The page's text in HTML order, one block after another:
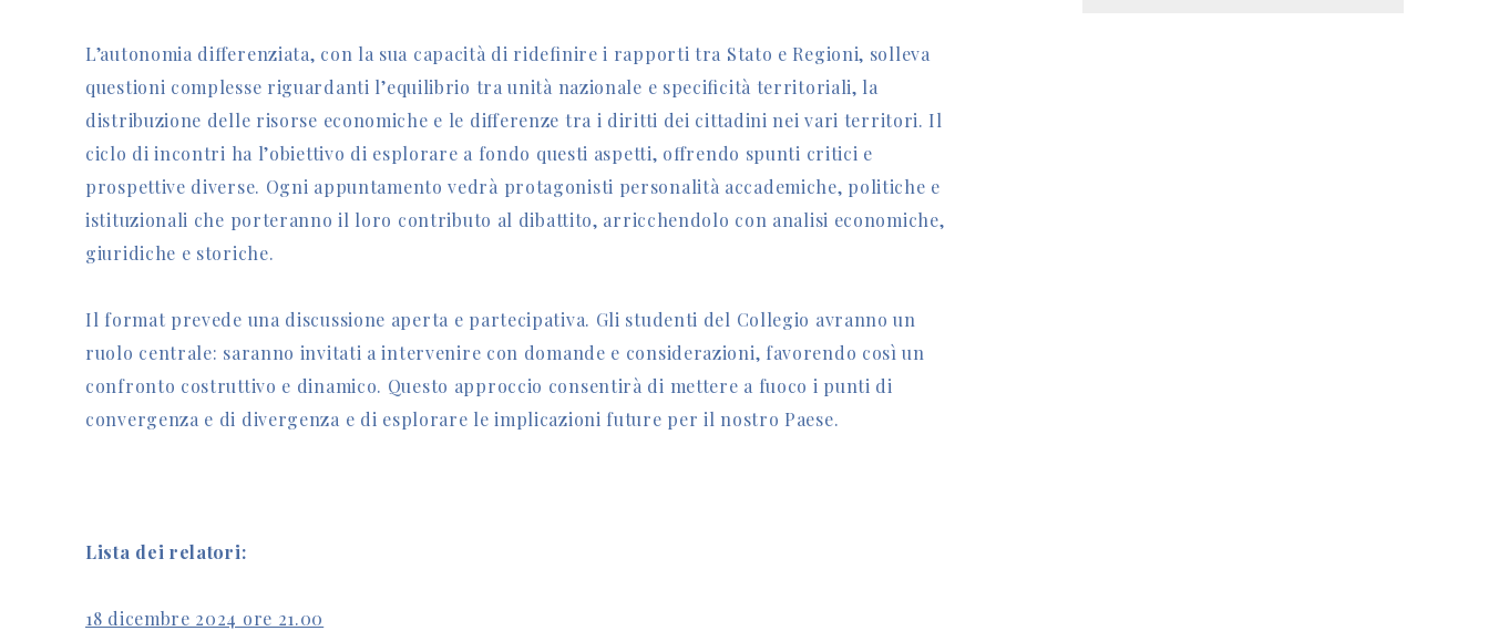
L’autonomia differenziata, con la sua capacità di ridefinire i rapporti tra Stato e Regioni, solleva
questioni complesse riguardanti l’equilibrio tra unità nazionale e specificità territoriali, la
distribuzione delle risorse economiche e le differenze tra i diritti dei cittadini nei vari territori. Il
ciclo di incontri ha l’obiettivo di esplorare a fondo questi aspetti, offrendo spunti critici e
prospettive diverse. Ogni appuntamento vedrà protagonisti personalità accademiche, politiche e
istituzionali che porteranno il loro contributo al dibattito, arricchendolo con analisi economiche,
giuridiche e storiche.
Il format prevede una discussione aperta e partecipativa. Gli studenti del Collegio avranno un
ruolo centrale: saranno invitati a intervenire con domande e considerazioni, favorendo così un
confronto costruttivo e dinamico. Questo approccio consentirà di mettere a fuoco i punti di
convergenza e di divergenza e di esplorare le implicazioni future per il nostro Paese.
Lista dei relatori:
18 dicembre 2024 ore 21.00